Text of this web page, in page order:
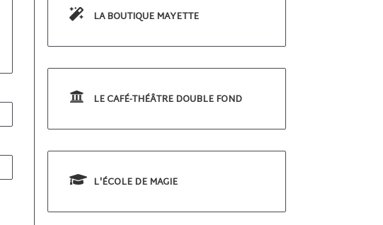
LA BOUTIQUE MAYETTE
LE CAFÉ-THÉÂTRE DOUBLE FOND
L'ÉCOLE DE MAGIE